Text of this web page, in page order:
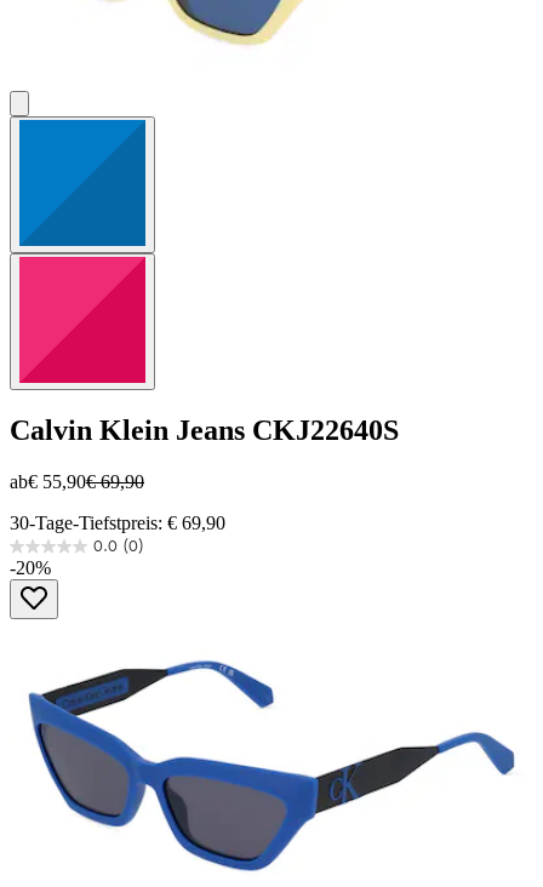
Calvin Klein Jeans CKJ22640S
ab€ 55,90€ 69,90
30-Tage-Tiefstpreis: € 69,90
0.0 (0)
0.0
von
Sternen.
-20%